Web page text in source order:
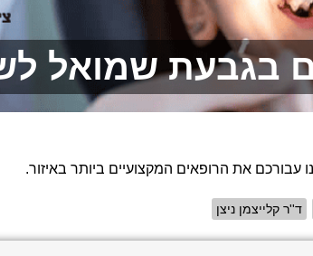
בגבעת שמואל לשנת
עבורכם את הרופאים המקצועיים ביותר באיזור.
ד''ר קלייצמן ניצן